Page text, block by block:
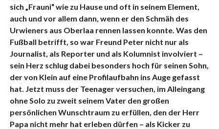
sich „Frauni“ wie zu Hause und oft in seinem Element,
auch und vor allem dann, wenn er den Schmäh des
Urwieners aus Oberlaa rennen lassen konnte. Was den
Fußball betrifft, so war Freund Peter nicht nur als
Journalist, als Reporter und als Kolumnist involviert –
sein Herz schlug dabei besonders hoch für seinen Sohn,
der von Klein auf eine Profilaufbahn ins Auge gefasst
hat. Jetzt muss der Teenager versuchen, im Alleingang
ohne Solo zu zweit seinem Vater den großen
persönlichen Wunschtraum zu erfüllen, den der Herr
Papa nicht mehr hat erleben dürfen – als Kicker zu